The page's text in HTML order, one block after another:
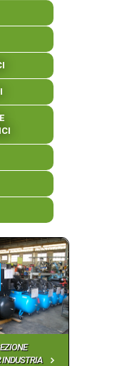
INDUSTRIA